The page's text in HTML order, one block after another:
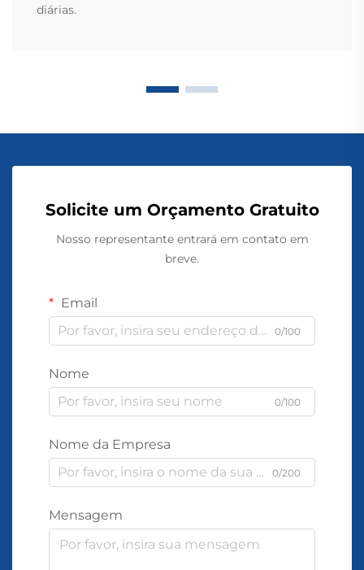
diárias.
Solicite um Orçamento Gratuito
Nosso representante entrará em contato em
breve.
Email
0/100
Nome
0/100
Nome da Empresa
0/200
Mensagem